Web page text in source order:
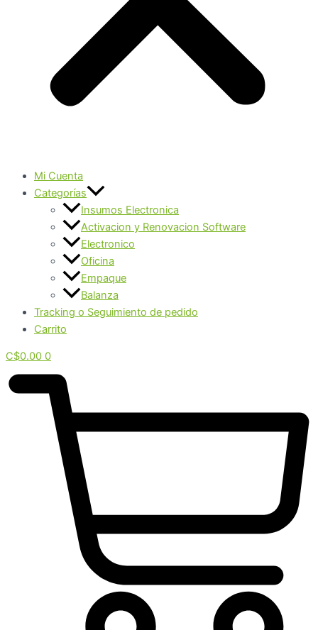
Mi Cuenta
Categorías
Insumos Electronica
Activacion y Renovacion Software
Electronico
Oficina
Empaque
Balanza
Tracking o Seguimiento de pedido
Carrito
C$0.00 0